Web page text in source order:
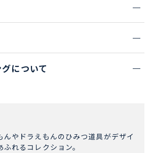
について
んやドラえもんのひみつ道具がデザイ
れるコレクション。